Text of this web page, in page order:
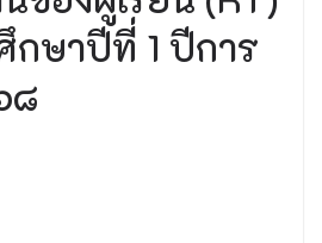
ษาปีที่ 1 ปีการ
๘